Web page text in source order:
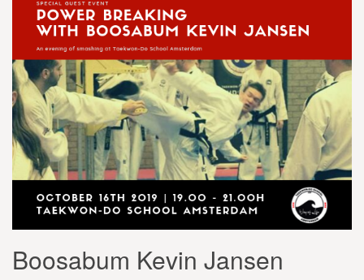
Boosabum Kevin Jansen